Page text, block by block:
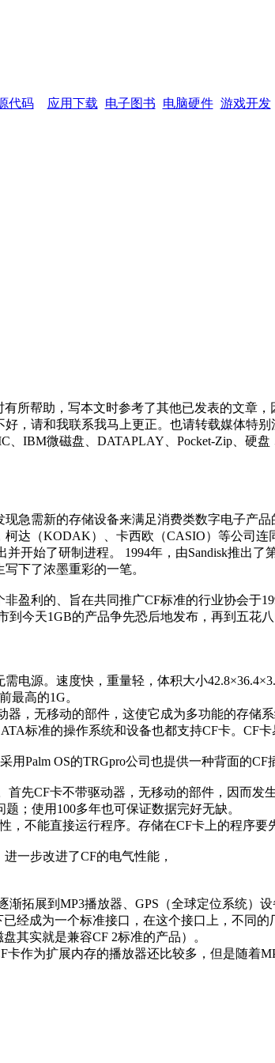
代码 应用下载 电子图书 电脑硬件 游戏开发
帮助，写本文时参考了其他已发表的文章
，请和我联系我马上更正。也请转载媒体特别
IBM微磁盘、DATAPLAY、Pocket-Zip、硬盘
需新的存储设备来满足消费类数字电子产品
达（KODAK）、卡西欧（CASIO）等公司连
并开始了研制进程。 1994年，由Sandisk推出
下了浓墨重彩的一笔。
利的、旨在共同推广CF标准的行业协会于
今天1GB的产品争先恐后地发布，再到五花
源。速度快，重量轻，体积大小
最高的1G。
，无移动的部件，这使它成为多功能的存储
标准的操作系统和设备也都支持CF卡。CF卡
Palm OS的TRGpro公司也提供一种背面的CF
CF卡不带驱动器，无移动的部件，因而发
；使用100多年也可保证数据完好无缺。
，不能直接运行程序。存储在CF卡上的程序要
一步改进了CF的电气性能，
展到MP3播放器、GPS（全球定位系统）设
经成为一个标准接口，在这个接口上，不同
其实就是兼容CF 2标准的产品）。
作为扩展内存的播放器还比较多，但是随着